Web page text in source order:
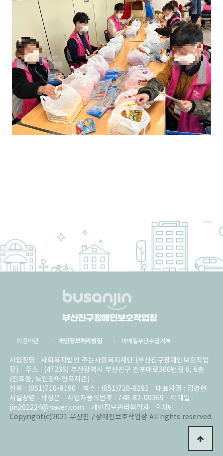
이용약관 개인정보처리방침 이메일무단수집거부
사업장명 : 사회복지법인 주는사랑복지재단 (부산진구장애인보호작업
장)
주소 : (47236) 부산광역시 부산진구 전포대로300번길 6, 6층
(전포동, 노인장애인복지관)
전화 : (051)710-8190
팩스 : (051)710-8191
대표자명 : 김경헌
시설장명 : 곽성은
사업자등록번호 : 748-82-00369
이메일 :
jin201224@naver.com
개인정보관리책임자 : 오지민
Copyright(c)2021 부산진구장애인보호작업장 All rights reserved.